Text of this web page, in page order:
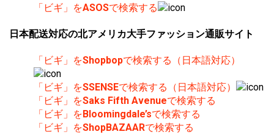
「ビギ」をASOSで検索する
日本配送対応の北アメリカ大手ファッション通販サイト
「ビギ」をShopbopで検索する（日本語対応）
「ビギ」をSSENSEで検索する（日本語対応）
「ビギ」をSaks Fifth Avenueで検索する
「ビギ」を Bloomingdale’sで検索する
「ビギ」をShopBAZAARで検索する